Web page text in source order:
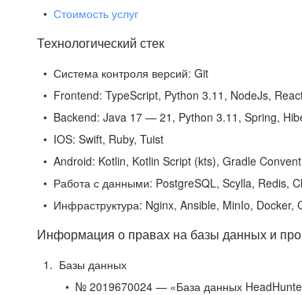
Стоимость услуг
Технологический стек
Система контроля версий: Git
Frontend: TypeScript, Python 3.11, NodeJs,
Backend: Java 17 — 21, Python 3.11, Spring,
IOS: Swift, Ruby, Tuist
Android: Kotlin, Kotlin Script (kts), Gradle
Работа с данными: PostgreSQL, Scylla, Redis,
Инфраструктура: Nginx, Ansible, MinIo, Docker,
Информация о правах на базы данных и
Базы данных
№ 2019670024 — «База данных